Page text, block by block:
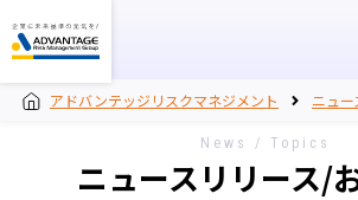
アドバンテッジリスクマネジメント ニュー
News / Topics
ニュースリリース/